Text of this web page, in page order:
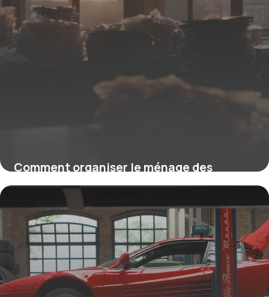
Comment organiser le ménage des
bureaux le soir sans perturber vos équipes
12 juin 2026